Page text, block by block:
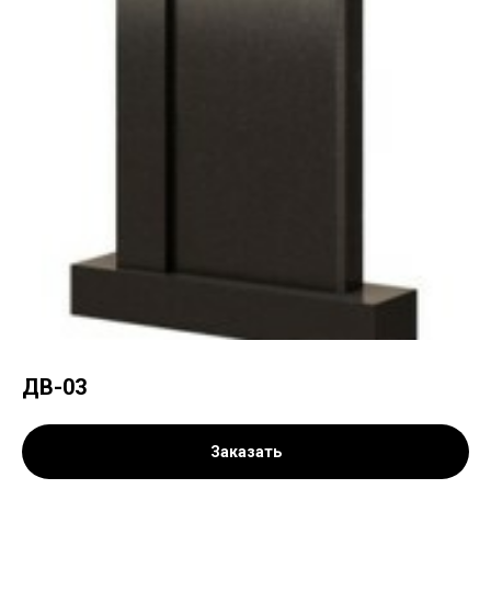
ДВ-03
Заказать